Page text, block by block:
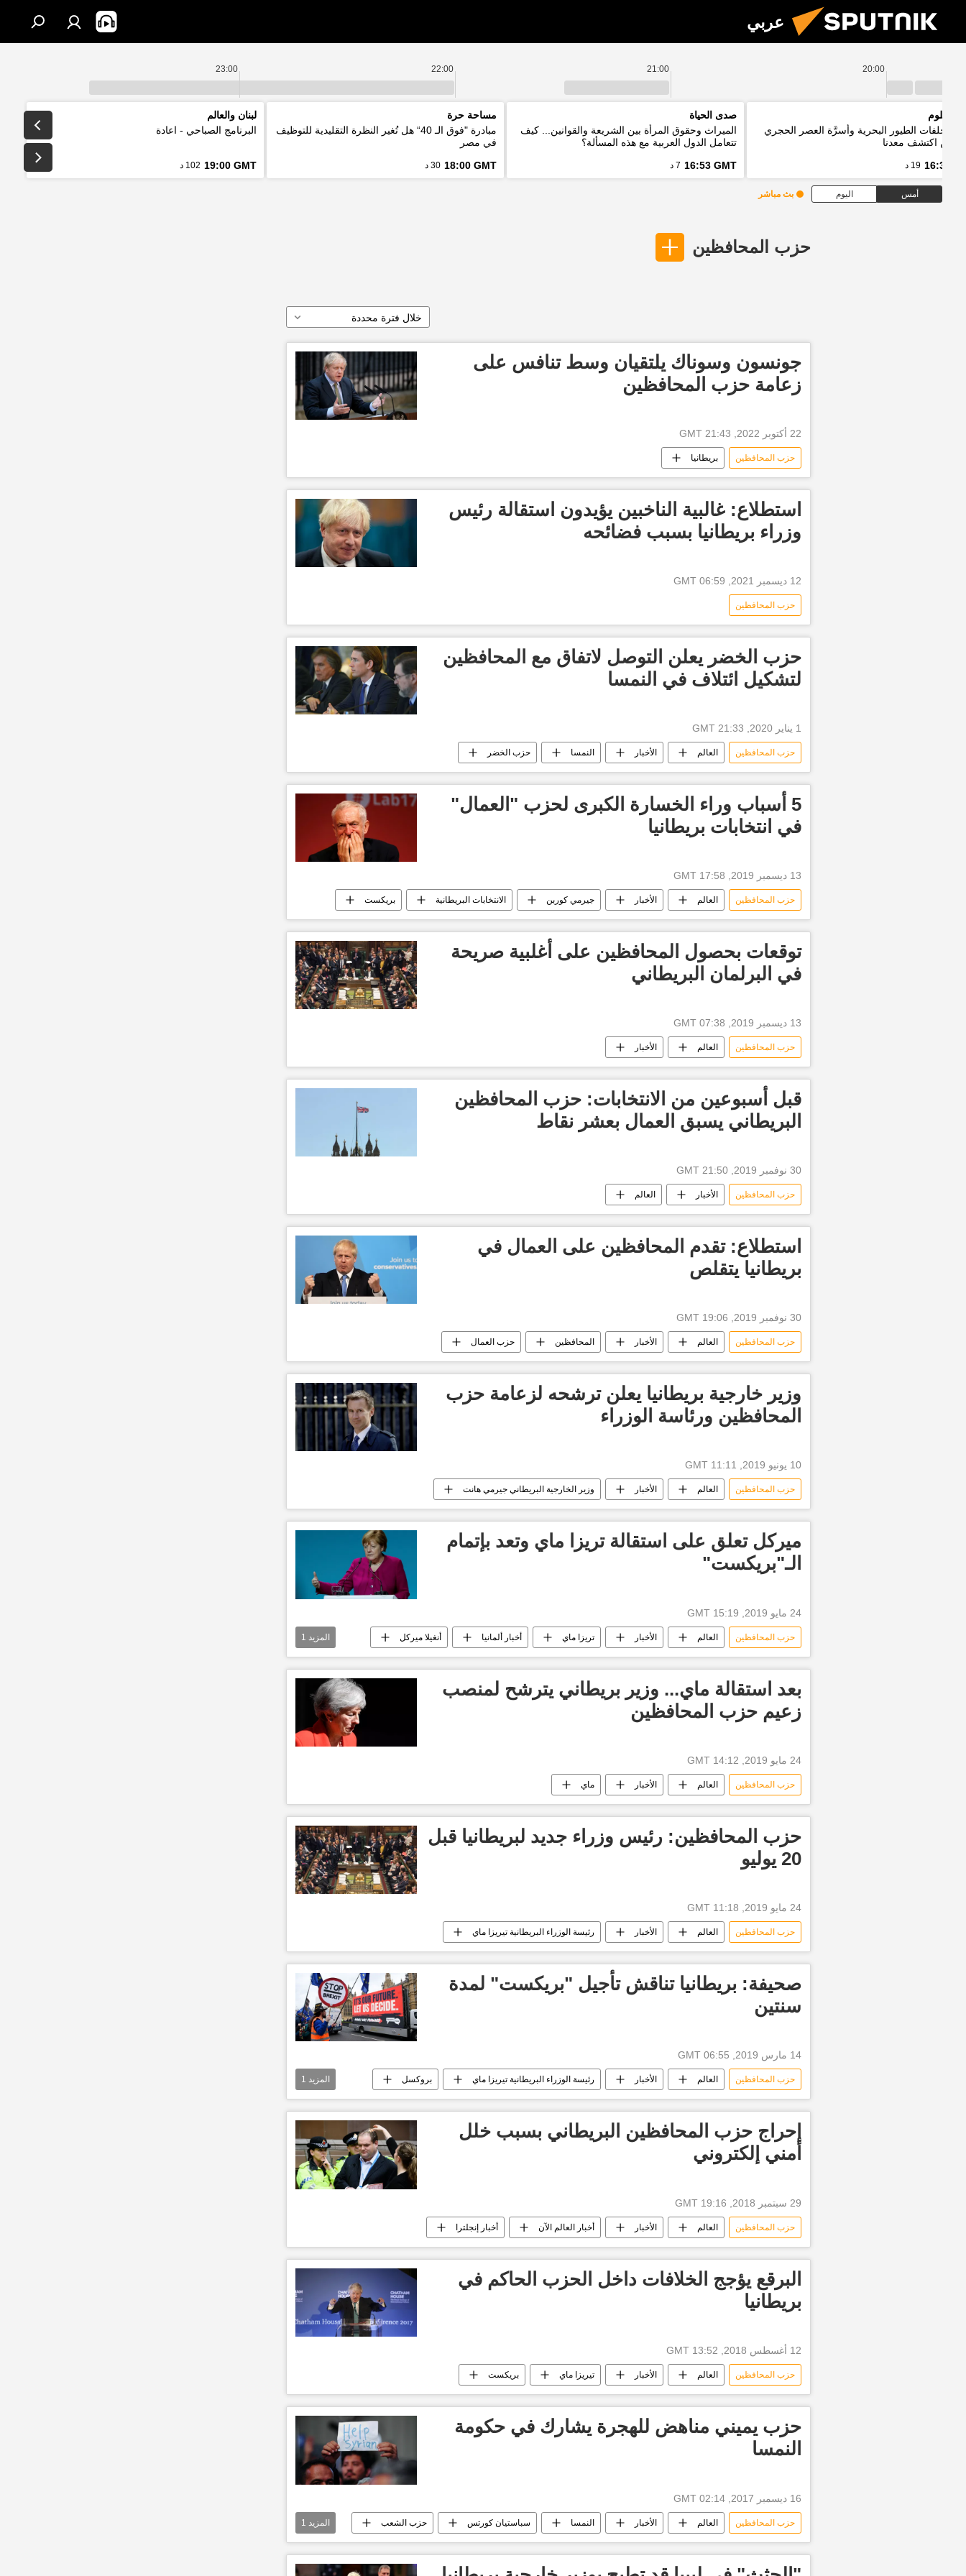
عربي
20:00
21:00
22:00
23:00
العلوم
مخلفات الطيور البحرية وأسرَّة العصر الحجري
من اكتشف معدنا
16:33 19 د
صدى الحياة
الميراث وحقوق المرأة بين الشريعة والقوانين... كيف
تتعامل الدول العربية مع هذه المسألة؟
16:53 GMT 7 د
مساحة حرة
مبادرة "فوق الـ 40“ هل تُغير النظرة التقليدية للتوظيف
في مصر
18:00 GMT 30 د
لبنان والعالم
البرنامج الصباحي - اعادة
19:00 GMT 102 د
أمس اليوم بث مباشر
حزب المحافظين
خلال فترة محددة
جونسون وسوناك يلتقيان وسط تنافس على
زعامة حزب المحافظين
22 أكتوبر 2022, 21:43 GMT
حزب المحافظين بريطانيا
استطلاع: غالبية الناخبين يؤيدون استقالة رئيس
وزراء بريطانيا بسبب فضائحه
12 ديسمبر 2021, 06:59 GMT
حزب المحافظين
حزب الخضر يعلن التوصل لاتفاق مع المحافظين
لتشكيل ائتلاف في النمسا
1 يناير 2020, 21:33 GMT
حزب المحافظين العالم الأخبار النمسا حزب الخضر
5 أسباب وراء الخسارة الكبرى لحزب "العمال"
في انتخابات بريطانيا
13 ديسمبر 2019, 17:58 GMT
حزب المحافظين العالم الأخبار جيرمي كوربن الانتخابات البريطانية بريكست
توقعات بحصول المحافظين على أغلبية صريحة
في البرلمان البريطاني
13 ديسمبر 2019, 07:38 GMT
حزب المحافظين العالم الأخبار
قبل أسبوعين من الانتخابات: حزب المحافظين
البريطاني يسبق العمال بعشر نقاط
30 نوفمبر 2019, 21:50 GMT
حزب المحافظين الأخبار العالم
استطلاع: تقدم المحافظين على العمال في
بريطانيا يتقلص
30 نوفمبر 2019, 19:06 GMT
حزب المحافظين العالم الأخبار المحافظين حزب العمال
وزير خارجية بريطانيا يعلن ترشحه لزعامة حزب
المحافظين ورئاسة الوزراء
10 يونيو 2019, 11:11 GMT
حزب المحافظين العالم الأخبار وزير الخارجية البريطاني جيرمي هانت
ميركل تعلق على استقالة تريزا ماي وتعد بإتمام
الـ"بريكست"
24 مايو 2019, 15:19 GMT
حزب المحافظين العالم الأخبار تريزا ماي أخبار ألمانيا أنغيلا ميركل
بريكست
المزيد 1
بعد استقالة ماي... وزير بريطاني يترشح لمنصب
زعيم حزب المحافظين
24 مايو 2019, 14:12 GMT
حزب المحافظين العالم الأخبار ماي
حزب المحافظين: رئيس وزراء جديد لبريطانيا قبل
20 يوليو
24 مايو 2019, 11:18 GMT
حزب المحافظين العالم الأخبار رئيسة الوزراء البريطانية تيريزا ماي
صحيفة: بريطانيا تناقش تأجيل "بريكست" لمدة
سنتين
14 مارس 2019, 06:55 GMT
حزب المحافظين العالم الأخبار رئيسة الوزراء البريطانية تيريزا ماي بروكسل
بريكست
المزيد 1
إحراج حزب المحافظين البريطاني بسبب خلل
أمني إلكتروني
29 سبتمبر 2018, 19:16 GMT
حزب المحافظين العالم الأخبار أخبار العالم الآن أخبار إنجلترا
البرقع يؤجج الخلافات داخل الحزب الحاكم في
بريطانيا
12 أغسطس 2018, 13:52 GMT
حزب المحافظين العالم الأخبار تيريزا ماي بريكست
حزب يميني مناهض للهجرة يشارك في حكومة
النمسا
16 ديسمبر 2017, 02:14 GMT
حزب المحافظين العالم الأخبار النمسا سباستيان كورتس حزب الشعب
يميني متطرف
المزيد 1